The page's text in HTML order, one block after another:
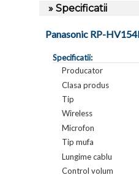
» Specificatii
Panasonic RP-
Specificatii:
Producator
Clasa produs
Tip
Wireless
Microfon
Tip mufa
Lungime cablu
Control volum